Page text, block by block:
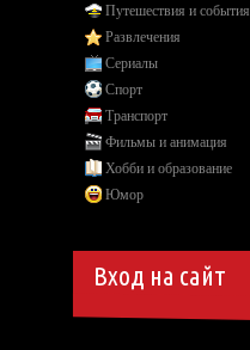
Путешествия и события
Развлечения
Сериалы
Спорт
Транспорт
Фильмы и анимация
Хобби и образование
Юмор
Вход на сайт